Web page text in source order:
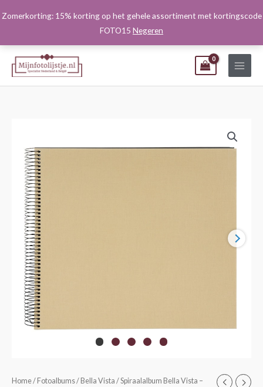
Zomerkorting: 15% korting op het gehele assortiment met kortingscode
FOTO15 Negeren
naar
Home/ Fotoalbums/ Bella Vista / Spiraalalbum Bella Vista –
Spiraalalbum